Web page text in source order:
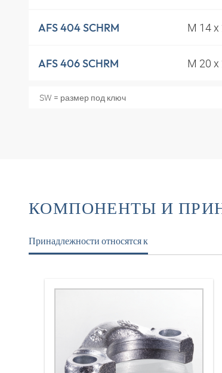
AFS 404 SCHRM M 14 x
AFS 406 SCHRM M 20 x
SW = размер под ключ
КОМПОНЕНТЫ И
Принадлежности относятся к